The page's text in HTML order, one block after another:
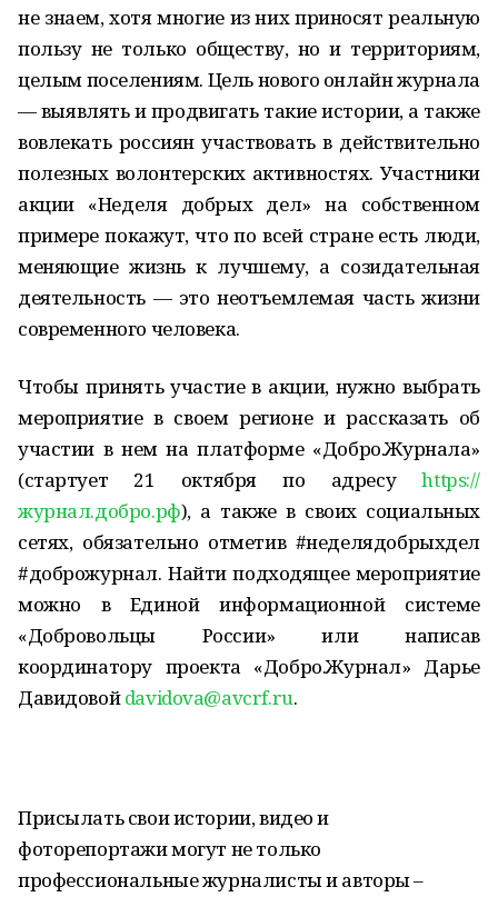
не знаем, хотя многие из них приносят реальную
пользу не только обществу, но и территориям,
целым поселениям. Цель нового онлайн журнала
— выявлять и продвигать такие истории, а также
вовлекать россиян участвовать в действительно
полезных волонтерских активностях. Участники
акции «Неделя добрых дел» на собственном
примере покажут, что по всей стране есть люди,
меняющие жизнь к лучшему, а созидательная
деятельность — это неотъемлемая часть жизни
современного человека.
Чтобы принять участие в акции, нужно выбрать
мероприятие в своем регионе и рассказать об
участии в нем на платформе «Добро.Журнала»
(стартует 21 октября по адресуhttps://
журнал.добро.рф), а также в своих социальных
сетях, обязательно отметив #неделядобрыхдел
#доброжурнал. Найти подходящее мероприятие
можно в Единой информационной системе
«Добровольцы России» или написав
координатору проекта «Добро.Журнал» Дарье
Давидовойdavidova@avcrf.ru.
Присылать свои истории, видео и
фоторепортажи могут не только
профессиональные журналисты и авторы –